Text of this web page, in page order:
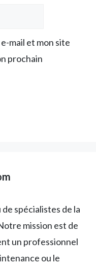
mail et mon site
prochain
spécialistes de la
mission est de
un professionnel
ou le